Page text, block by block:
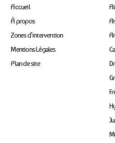
Accueil
À propos
Zones d’intervention
Mentions Légales
Plan de site